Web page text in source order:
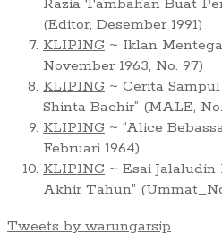
Razia Tambahan Buat
(Editor, Desember 1991)
KLIPING ~ Iklan
November 1963, No. 97)
KLIPING ~ Cerita
Shinta Bachir” (MALE,
KLIPING ~ “Alice
Februari 1964)
KLIPING ~ Esai
Akhir Tahun”
Tweets by warungarsip